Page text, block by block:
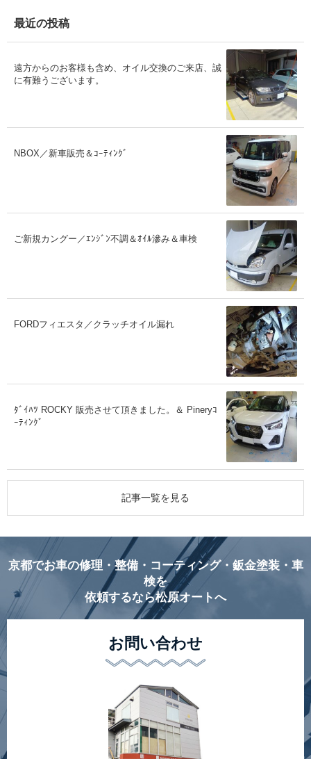
ブ
最近の投稿
遠方からのお客様も含め、オイル交換のご来店、誠
に有難うございます。
NBOX／新車販売＆ｺｰﾃｨﾝｸﾞ
ご新規カングー／ｴﾝｼﾞﾝ不調＆ｵｲﾙ滲み＆車検
FORDフィエスタ／クラッチオイル漏れ
ﾀﾞｲﾊﾂ ROCKY 販売させて頂きました。＆ Pineryｺ
ｰﾃｨﾝｸﾞ
記事一覧を見る
京都でお車の修理・整備・コーティング・鈑金塗装・車
検を
依頼するなら松原オートへ
お問い合わせ